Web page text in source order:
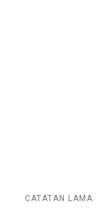
CATATAN LAMA